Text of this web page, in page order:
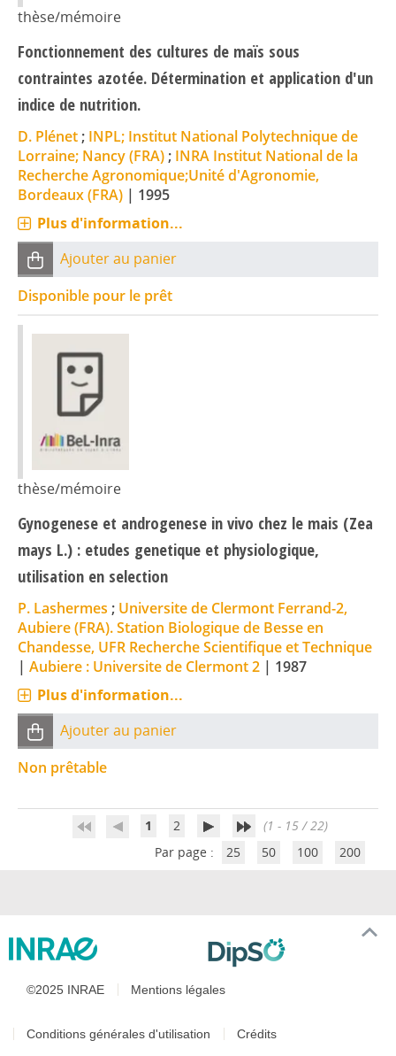
thèse/mémoire
Fonctionnement des cultures de maïs sous
contraintes azotée. Détermination et application d'un
indice de nutrition.
D. Plénet ; INPL; Institut National Polytechnique de
Lorraine; Nancy (FRA) ; INRA Institut National de la
Recherche Agronomique;Unité d'Agronomie,
Bordeaux (FRA) | 1995
Plus d'information...
Ajouter au panier
Disponible pour le prêt
thèse/mémoire
Gynogenese et androgenese in vivo chez le mais (Zea
mays L.) : etudes genetique et physiologique,
utilisation en selection
P. Lashermes ; Universite de Clermont Ferrand-2,
Aubiere (FRA). Station Biologique de Besse en
Chandesse, UFR Recherche Scientifique et Technique
| Aubiere : Universite de Clermont 2 | 1987
Plus d'information...
Ajouter au panier
Non prêtable
1 2
(1 - 15 / 22)
Par page :
25 50 100 200
©2025 INRAE Mentions légales
Conditions générales d'utilisation Crédits